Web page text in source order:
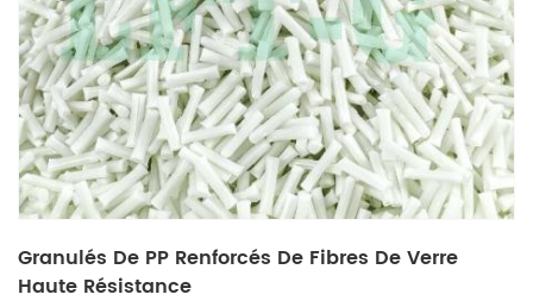
Granulés De PP Renforcés De Fibres De Verre
Haute Résistance